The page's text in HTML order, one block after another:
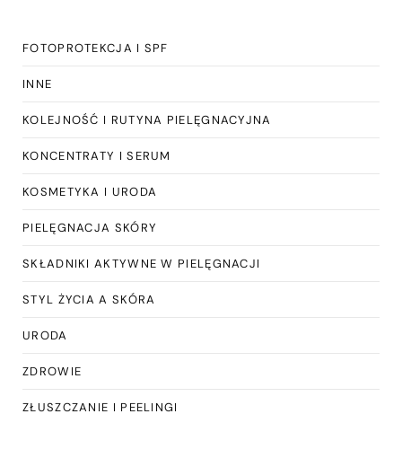
FOTOPROTEKCJA I SPF
INNE
KOLEJNOŚĆ I RUTYNA PIELĘGNACYJNA
KONCENTRATY I SERUM
KOSMETYKA I URODA
PIELĘGNACJA SKÓRY
SKŁADNIKI AKTYWNE W PIELĘGNACJI
STYL ŻYCIA A SKÓRA
URODA
ZDROWIE
ZŁUSZCZANIE I PEELINGI